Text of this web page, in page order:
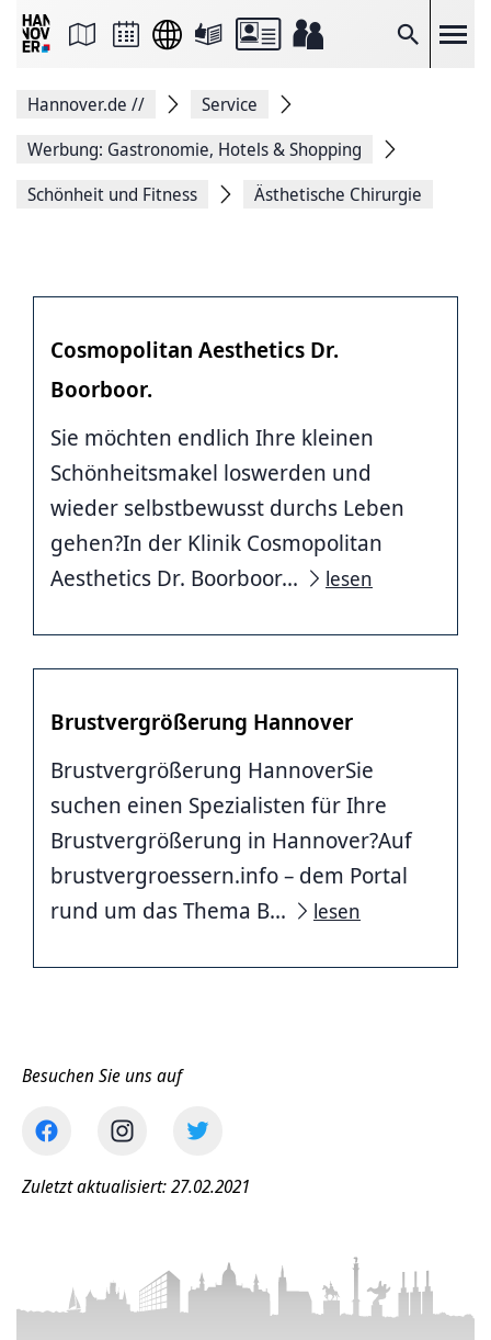
Suche
Seite
Facebook
teilen
Seitenlink
Hannover.de //
Service
Werbung: Gastronomie, Hotels & Shopping
Schönheit und Fitness
Ästhetische Chirurgie
Cosmopolitan Aesthetics Dr.
Boorboor.
Sie möchten endlich Ihre kleinen
Schönheitsmakel loswerden und
wieder selbstbewusst durchs Leben
gehen?In der Klinik Cosmopolitan
Aesthetics Dr. Boorboor...
lesen
Brustvergrößerung Hannover
Brustvergrößerung HannoverSie
suchen einen Spezialisten für Ihre
Brustvergrößerung in Hannover?Auf
brustvergroessern.info – dem Portal
rund um das Thema B...
lesen
Besuchen Sie uns auf
Zuletzt aktualisiert: 27.02.2021